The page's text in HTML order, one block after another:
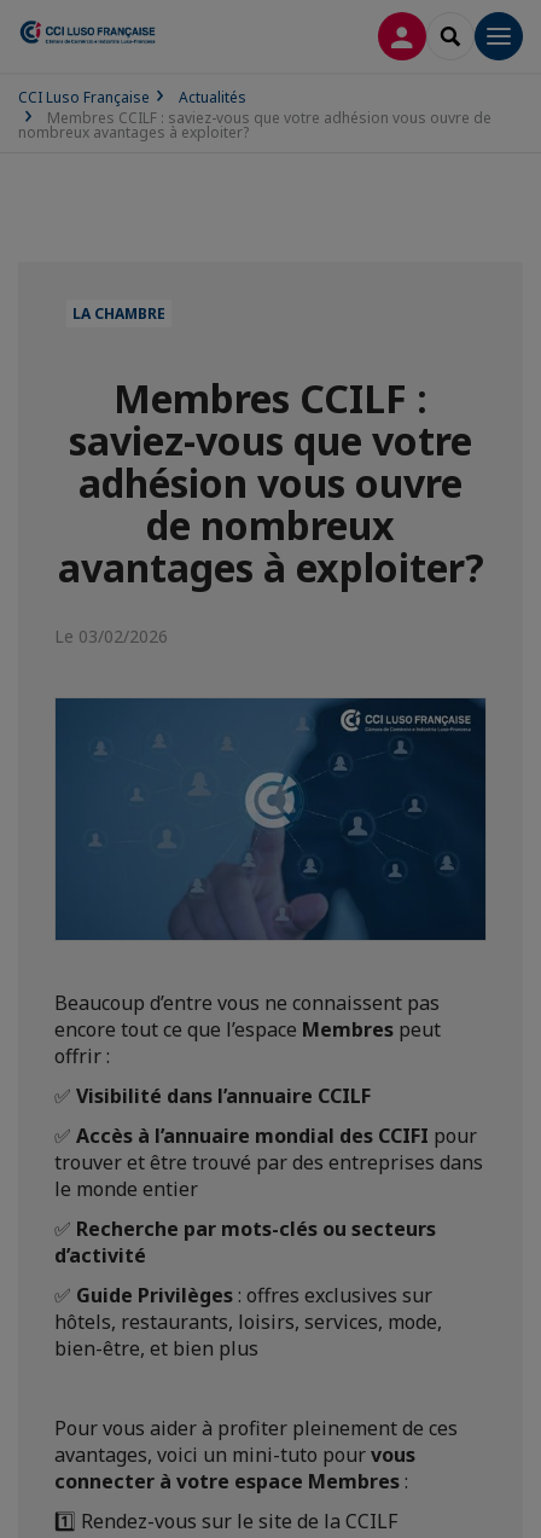
CONNEXION
CCI Luso Française
Actualités
Membres CCILF : saviez-vous que votre adhésion vous ouvre de
nombreux avantages à exploiter?
LA CHAMBRE
Membres CCILF :
saviez-vous que votre
adhésion vous ouvre
de nombreux
avantages à exploiter?
Le 03/02/2026
Beaucoup d’entre vous ne connaissent pas
encore tout ce que l’espace Membres peut
offrir :
✅ Visibilité dans l’annuaire CCILF
✅ Accès à l’annuaire mondial des CCIFI pour
trouver et être trouvé par des entreprises dans
le monde entier
✅ Recherche par mots-clés ou secteurs
d’activité
✅ Guide Privilèges: offres exclusives sur
hôtels, restaurants, loisirs, services, mode,
bien-être, et bien plus
Pour vous aider à profiter pleinement de ces
avantages, voici un mini-tuto pourvous
connecter à votre espace Membres:
1️⃣ Rendez-vous sur le site de la CCILF